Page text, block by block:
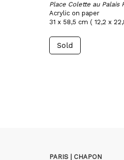
Place Colette au Palais
Acrylic on paper
31 x 58,5 cm ( 12,2 x
Sold
PARIS | CHAPON